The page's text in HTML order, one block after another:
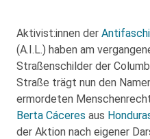
Aktivist:innen der
(A.I.L.) haben am
Straßenschilder der
Straße trägt nun den
ermordeten
Berta Cáceres aus
der Aktion nach eigener